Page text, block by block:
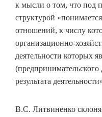
к мысли о том, что под
структурой
отношений, к числу
организационно-
деятельности которых
(предпринимательского
результата
В.С. Литвиненко